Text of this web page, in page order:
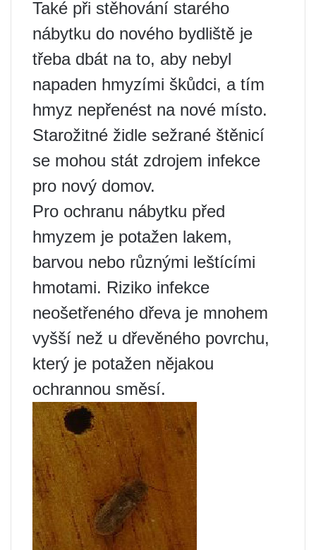
Také při stěhování starého
nábytku do nového bydliště je
třeba dbát na to, aby nebyl
napaden hmyzími škůdci, a tím
hmyz nepřenést na nové místo.
Starožitné židle sežrané štěnicí
se mohou stát zdrojem infekce
pro nový domov.
Pro ochranu nábytku před
hmyzem je potažen lakem,
barvou nebo různými leštícími
hmotami. Riziko infekce
neošetřeného dřeva je mnohem
vyšší než u dřevěného povrchu,
který je potažen nějakou
ochrannou směsí.